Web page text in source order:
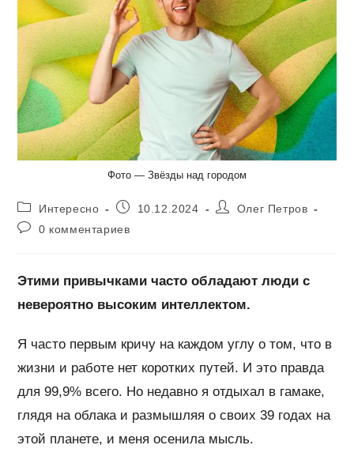
Фото — Звёзды над городом
Рубрика
записи:
Интересно
Запись10.12.2024
АвторОлег Петров
Комментарии
0 комментариев
Этими привычками часто обладают люди с
невероятно высоким интеллектом.
Я часто первым кричу на каждом углу о том, что в
жизни и работе нет коротких путей. И это правда
для 99,9% всего. Но недавно я отдыхал в гамаке,
глядя на облака и размышляя о своих 39 годах на
этой планете, и меня осенила мысль.